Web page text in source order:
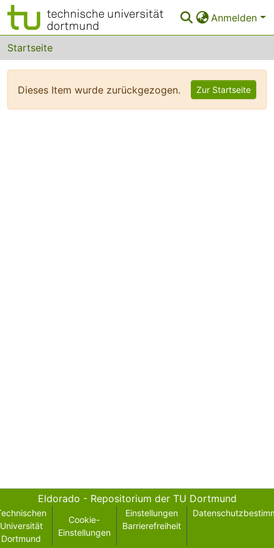
Anmelden
Bereiche & Sammlungen
Das gesamte Repositorium
FAQ
Startseite
Dieses Item wurde zurückgezogen. Zur Startseite
Eldorado - Repositorium der TU Dortmund
Universität
Dortmund
Cookie-
Einstellungen
Einstellungen
Barrierefreiheit